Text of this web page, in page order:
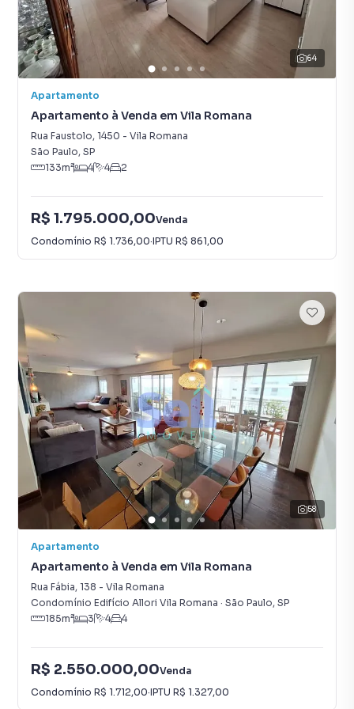
64
Apartamento
Apartamento à Venda em Vila Romana
Rua Faustolo, 1450 - Vila Romana
São Paulo, SP
133m² 4 4 2
R$ 1.795.000,00Venda
Condomínio R$ 1.736,00·IPTU R$ 861,00
58
Apartamento
Apartamento à Venda em Vila Romana
Rua Fábia, 138 - Vila Romana
Condomínio Edifício Allori Vila Romana · São Paulo, SP
185m² 3 4 4
R$ 2.550.000,00Venda
Condomínio R$ 1.712,00·IPTU R$ 1.327,00